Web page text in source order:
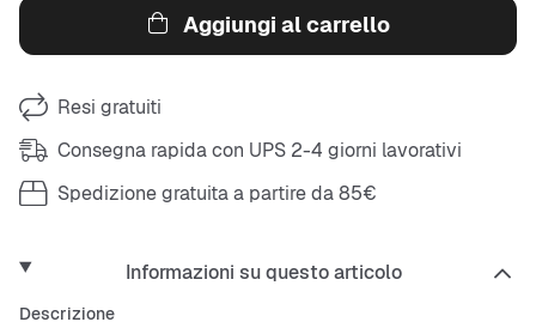
Aggiungi al carrello
Resi gratuiti
Consegna rapida con UPS 2-4 giorni lavorativi
Spedizione gratuita a partire da 85€
Informazioni su questo articolo
Descrizione